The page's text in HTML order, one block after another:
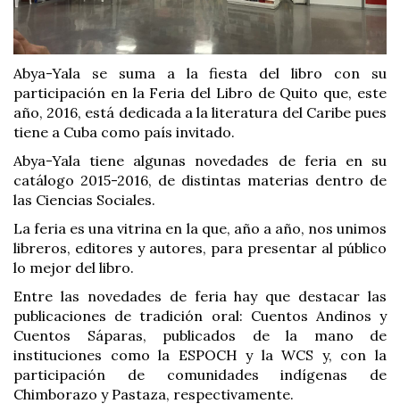
Abya-Yala se suma a la fiesta del libro con su
participación en la Feria del Libro de Quito que, este
año, 2016, está dedicada a la literatura del Caribe pues
tiene a Cuba como país invitado.
Abya-Yala tiene algunas novedades de feria en su
catálogo 2015-2016, de distintas materias dentro de
las Ciencias Sociales.
La feria es una vitrina en la que, año a año, nos unimos
libreros, editores y autores, para presentar al público
lo mejor del libro.
Entre las novedades de feria hay que destacar las
publicaciones de tradición oral: Cuentos Andinos y
Cuentos Sáparas, publicados de la mano de
instituciones como la ESPOCH y la WCS y, con la
participación de comunidades indígenas de
Chimborazo y Pastaza, respectivamente.